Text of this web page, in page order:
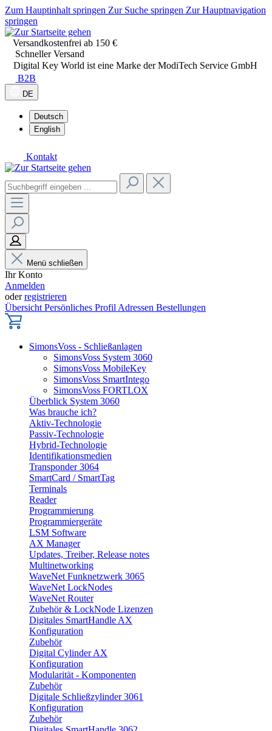
Zum Hauptinhalt springen Zur Suche springen Zur Hauptnavigation
springen
Versandkostenfrei ab 150 €
Schneller Versand
Digital Key World ist eine Marke der ModiTech Service GmbH
B2B
DE
Deutsch
English
Kontakt
Menü schließen
Ihr Konto
Anmelden
oderregistrieren
Übersicht Persönliches Profil Adressen Bestellungen
SimonsVoss - Schließanlagen
SimonsVoss System 3060
SimonsVoss MobileKey
SimonsVoss SmartIntego
SimonsVoss FORTLOX
Überblick System 3060
Was brauche ich?
Aktiv-Technologie
Passiv-Technologie
Hybrid-Technologie
Identifikationsmedien
Transponder 3064
SmartCard / SmartTag
Terminals
Reader
Programmierung
Programmiergeräte
LSM Software
AX Manager
Updates, Treiber, Release notes
Multinetworking
WaveNet Funknetzwerk 3065
WaveNet LockNodes
WaveNet Router
Zubehör & LockNode Lizenzen
Digitales SmartHandle AX
Konfiguration
Zubehör
Digital Cylinder AX
Konfiguration
Modularität - Komponenten
Zubehör
Digitale Schließzylinder 3061
Konfiguration
Zubehör